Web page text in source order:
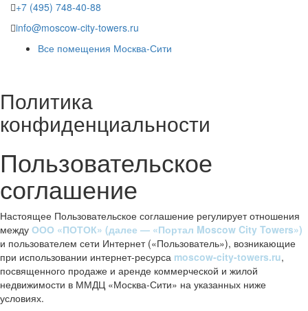
+7 (495) 748-40-88
info@moscow-city-towers.ru
Все помещения Москва-Сити
Политика
конфиденциальности
Пользовательское
соглашение
Настоящее Пользовательское соглашение регулирует отношения
между ООО «ПОТОК» (далее — «Портал Moscow City Towers»)
и пользователем сети Интернет («Пользователь»), возникающие
при использовании интернет-ресурса moscow-city-towers.ru,
посвященного продаже и аренде коммерческой и жилой
недвижимости в ММДЦ «Москва-Сити» на указанных ниже
условиях.